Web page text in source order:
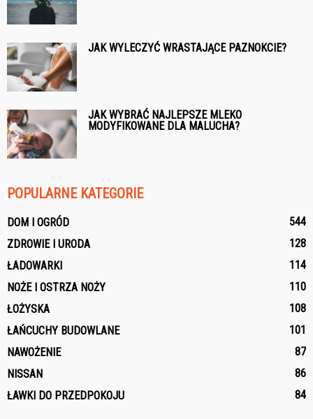
JAK WYLECZYĆ WRASTAJĄCE PAZNOKCIE?
JAK WYBRAĆ NAJLEPSZE MLEKO
MODYFIKOWANE DLA MALUCHA?
POPULARNE KATEGORIE
DOM I OGRÓD
544
ZDROWIE I URODA
128
ŁADOWARKI
114
NOŻE I OSTRZA NOŻY
110
ŁOŻYSKA
108
ŁAŃCUCHY BUDOWLANE
101
NAWOŻENIE
87
NISSAN
86
ŁAWKI DO PRZEDPOKOJU
84